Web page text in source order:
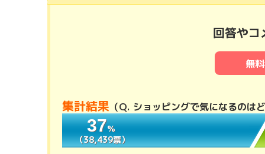
回答やコ
無
集計結果 （Q. ショッピングで気になるのは
37％
（38,439票）
37％
（38,439票）